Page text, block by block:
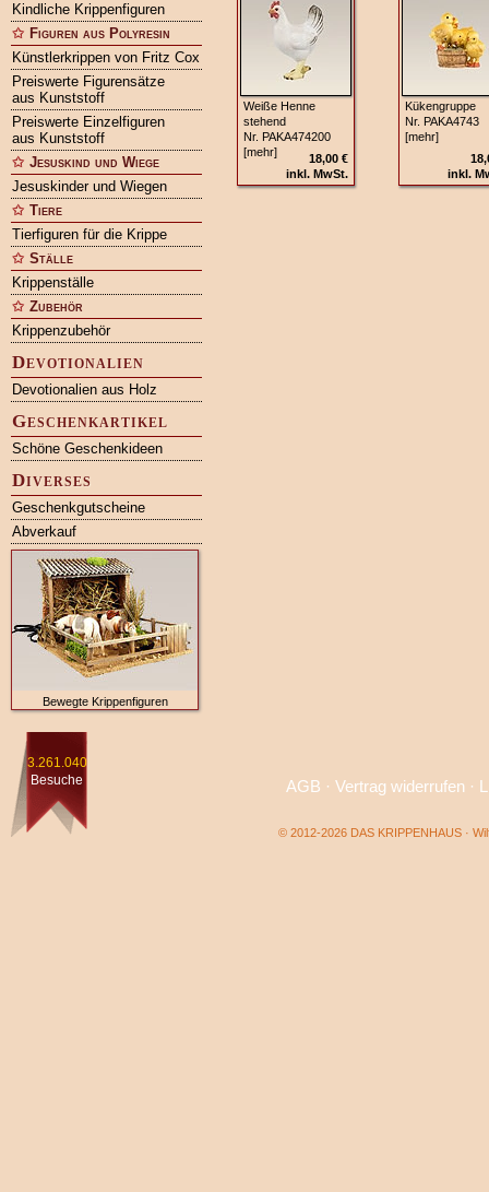
Kindliche Krippenfiguren
Figuren aus Polyresin
Künstlerkrippen von Fritz Cox
Preiswerte Figurensätze
aus Kunststoff
Preiswerte Einzelfiguren
aus Kunststoff
Jesuskind und Wiege
Jesuskinder und Wiegen
Tiere
Tierfiguren für die Krippe
Ställe
Krippenställe
Zubehör
Krippenzubehör
Devotionalien
Devotionalien aus Holz
Geschenkartikel
Schöne Geschenkideen
Diverses
Geschenkgutscheine
Abverkauf
Bewegte Krippenfiguren
Weiße Henne
stehend
Nr. PAKA474200
[mehr]
18,00 €
inkl. MwSt.
Kükengruppe
Nr. PAKA4743
[mehr]
inkl.
3.261.040
Besuche
AGB · Vertrag widerrufen·
© 2012-2026 DAS KRIPPENHAUS ·